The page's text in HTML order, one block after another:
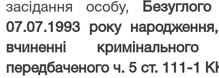
засідання особу,
07.07.1993 року
вчиненні
передбаченого ч. 5 ст. 111-1